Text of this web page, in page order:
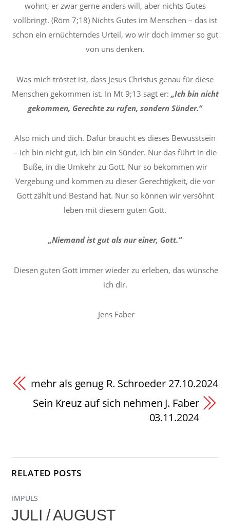
wohnt, er zwar gerne anders will, aber nichts Gutes
vollbringt. (Röm 7;18) Nichts Gutes im Menschen – das ist
schon ein ernüchterndes Urteil, wo wir doch immer so gut
von uns denken.
Was mich tröstet ist, dass Jesus Christus genau für diese
Menschen gekommen ist. In Mt 9;13 sagt er: „Ich bin nicht
gekommen, Gerechte zu rufen, sondern Sünder.“
Also mich und dich. Dafür braucht es dieses Bewusstsein
– ich bin nicht gut, ich bin ein Sünder. Nur das führt in die
Buße, in die Umkehr zu Gott. Nur so bekommen wir
Vergebung und kommen zu dieser Gerechtigkeit, die vor
Gott zählt und Bestand hat. Nur so können wir versöhnt
leben mit diesem guten Gott.
„Niemand ist gut als nur einer, Gott.“
Diesen guten Gott immer wieder zu erleben, das wünsche
ich dir.
Jens Faber
mehr als genug R. Schroeder 27.10.2024
Sein Kreuz auf sich nehmen J. Faber
03.11.2024
RELATED POSTS
IMPULS
JULI / AUGUST